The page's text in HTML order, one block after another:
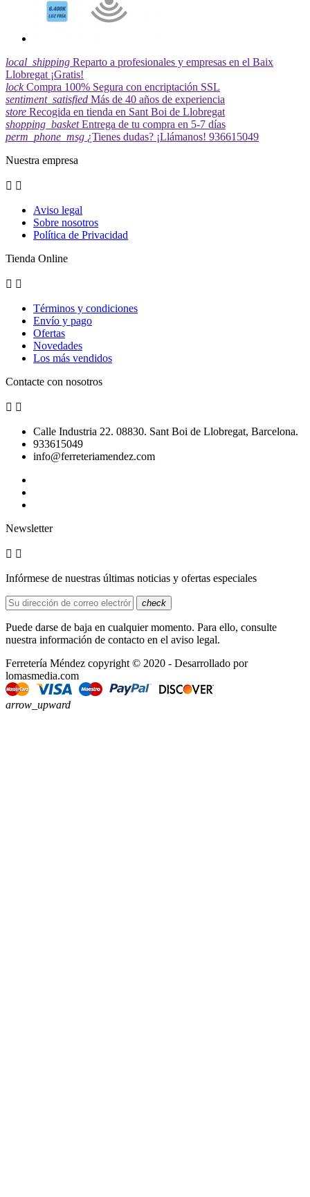
local_shipping Reparto a profesionales y empresas en el Baix
Llobregat ¡Gratis!
lock Compra 100% Segura con encriptación SSL
sentiment_satisfied Más de 40 años de experiencia
store Recogida en tienda en Sant Boi de Llobregat
shopping_basket Entrega de tu compra en 5-7 días
perm_phone_msg ¿Tienes dudas? ¡Llámanos! 936615049
Nuestra empresa
 
Aviso legal
Sobre nosotros
Política de Privacidad
Tienda Online
 
Términos y condiciones
Envío y pago
Ofertas
Novedades
Los más vendidos
Contacte con nosotros
 
Calle Industria 22. 08830. Sant Boi de Llobregat, Barcelona.
933615049
info@ferreteriamendez.com
Newsletter
 
Infórmese de nuestras últimas noticias y ofertas especiales
check
Puede darse de baja en cualquier momento. Para ello, consulte
nuestra información de contacto en el aviso legal.
Ferretería Méndez copyright © 2020 - Desarrollado por
lomasmedia.com
arrow_upward